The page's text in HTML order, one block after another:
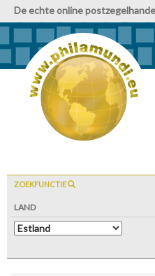
De echte online
ZOEKFUNCTIE
LAND